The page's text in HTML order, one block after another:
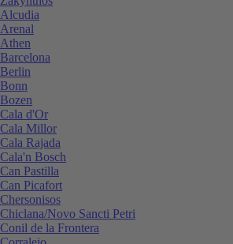
Alcudia
Arenal
Athen
Barcelona
Berlin
Bonn
Bozen
Cala d'Or
Cala Millor
Cala Rajada
Cala'n Bosch
Can Pastilla
Can Picafort
Chersonisos
Chiclana/Novo Sancti Petri
Conil de la Frontera